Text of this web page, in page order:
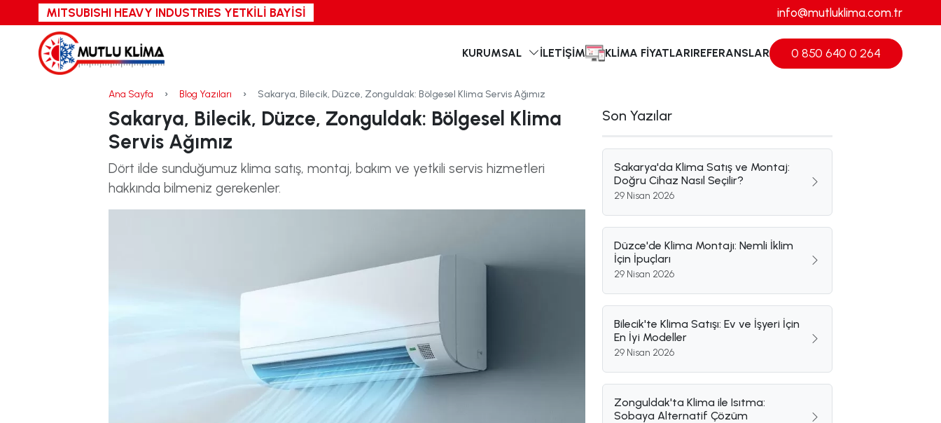
MITSUBISHI HEAVY INDUSTRIES YETKİLİ BAYİSİ info@mutluklima.com.tr
KURUMSAL İLETIŞIM KLIMA FIYATLARIREFERANSLAR 0 850 640 0 264
Ana Sayfa Blog Yazıları Sakarya, Bilecik, Düzce, Zonguldak: Bölgesel Klima Servis Ağımız
Sakarya, Bilecik, Düzce, Zonguldak: Bölgesel Klima
Servis Ağımız
Dört ilde sunduğumuz klima satış, montaj, bakım ve yetkili servis hizmetleri
hakkında bilmeniz gerekenler.
Son Yazılar
Sakarya'da Klima Satış ve Montaj:
Doğru Cihaz Nasıl Seçilir?
29 Nisan 2026
Düzce'de Klima Montajı: Nemli İklim
İçin İpuçları
29 Nisan 2026
Bilecik'te Klima Satışı: Ev ve İşyeri İçin
En İyi Modeller
29 Nisan 2026
Zonguldak'ta Klima ile Isıtma:
Sobaya Alternatif Çözüm